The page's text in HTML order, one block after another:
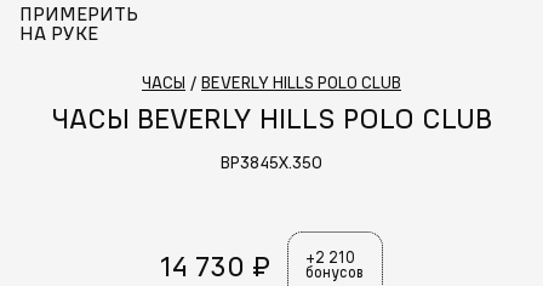
ПРИМЕРИТЬ
НА РУКЕ
ЧАСЫ / BEVERLY HILLS POLO CLUB
ЧАСЫ BEVERLY HILLS POLO CLUB
BP3845X.350
14 730 ₽
+2 210
бонусов